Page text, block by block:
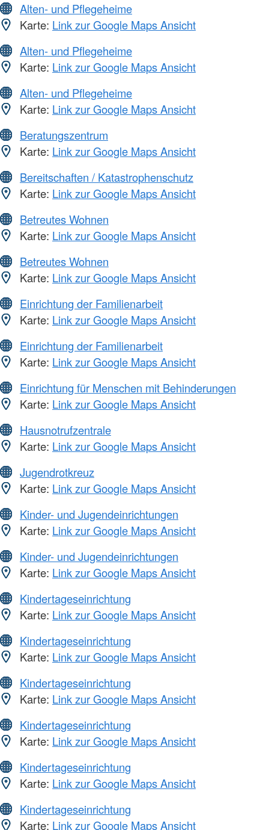
Alten- und Pflegeheime
Karte: Link zur Google Maps Ansicht
Alten- und Pflegeheime
Karte: Link zur Google Maps Ansicht
Alten- und Pflegeheime
Karte: Link zur Google Maps Ansicht
Beratungszentrum
Karte: Link zur Google Maps Ansicht
Bereitschaften / Katastrophenschutz
Karte: Link zur Google Maps Ansicht
Betreutes Wohnen
Karte: Link zur Google Maps Ansicht
Betreutes Wohnen
Karte: Link zur Google Maps Ansicht
Einrichtung der Familienarbeit
Karte: Link zur Google Maps Ansicht
Einrichtung der Familienarbeit
Karte: Link zur Google Maps Ansicht
Einrichtung für Menschen mit Behinderungen
Karte: Link zur Google Maps Ansicht
Hausnotrufzentrale
Karte: Link zur Google Maps Ansicht
Jugendrotkreuz
Karte: Link zur Google Maps Ansicht
Kinder- und Jugendeinrichtungen
Karte: Link zur Google Maps Ansicht
Kinder- und Jugendeinrichtungen
Karte: Link zur Google Maps Ansicht
Kindertageseinrichtung
Karte: Link zur Google Maps Ansicht
Kindertageseinrichtung
Karte: Link zur Google Maps Ansicht
Kindertageseinrichtung
Karte: Link zur Google Maps Ansicht
Kindertageseinrichtung
Karte: Link zur Google Maps Ansicht
Kindertageseinrichtung
Karte: Link zur Google Maps Ansicht
Kindertageseinrichtung
Karte: Link zur Google Maps Ansicht